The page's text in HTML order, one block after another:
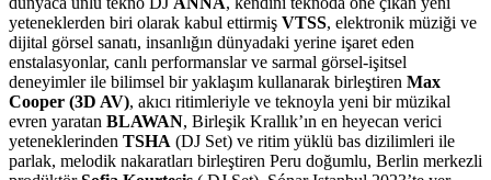
yeteneklerden biri olarak kabul ettirmiş VTSS, elektronik müziği ve
dijital görsel sanatı, insanlığın dünyadaki yerine işaret eden
enstalasyonlar, canlı performanslar ve sarmal görsel-işitsel
deneyimler ile bilimsel bir yaklaşım kullanarak birleştiren Max
Cooper (3D AV), akıcı ritimleriyle ve teknoyla yeni bir müzikal
evren yaratan BLAWAN, Birleşik Krallık’ın en heyecan verici
yeteneklerinden TSHA (DJ Set) ve ritim yüklü bas dizilimleri ile
parlak, melodik nakaratları birleştiren Peru doğumlu, Berlin merkezli